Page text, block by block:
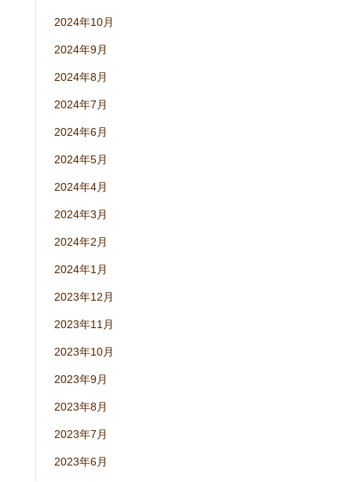
2024年10月
2024年9月
2024年8月
2024年7月
2024年6月
2024年5月
2024年4月
2024年3月
2024年2月
2024年1月
2023年12月
2023年11月
2023年10月
2023年9月
2023年8月
2023年7月
2023年6月